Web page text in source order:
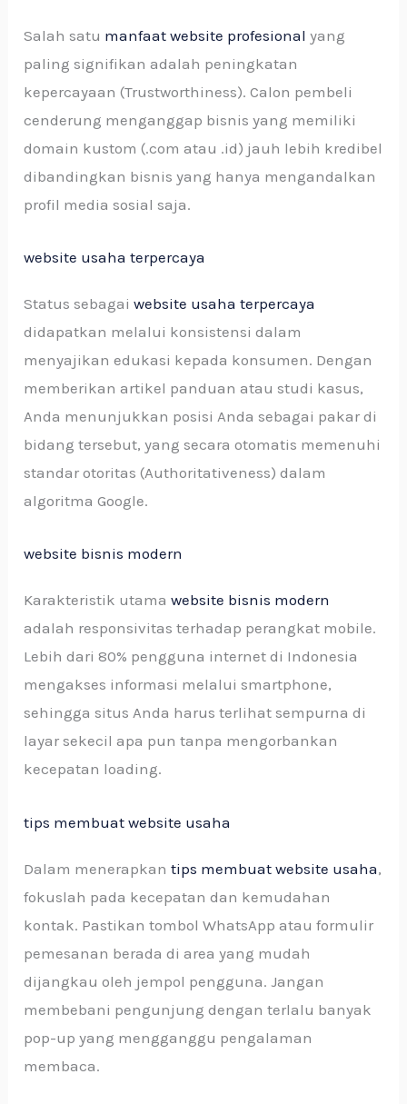
Salah satu manfaat website profesional yang
paling signifikan adalah peningkatan
kepercayaan (Trustworthiness). Calon pembeli
cenderung menganggap bisnis yang memiliki
domain kustom (.com atau .id) jauh lebih kredibel
dibandingkan bisnis yang hanya mengandalkan
profil media sosial saja.
website usaha terpercaya
Status sebagaiwebsite usaha terpercaya
didapatkan melalui konsistensi dalam
menyajikan edukasi kepada konsumen. Dengan
memberikan artikel panduan atau studi kasus,
Anda menunjukkan posisi Anda sebagai pakar di
bidang tersebut, yang secara otomatis memenuhi
standar otoritas (Authoritativeness) dalam
algoritma Google.
website bisnis modern
Karakteristik utamawebsite bisnis modern
adalah responsivitas terhadap perangkat mobile.
Lebih dari 80% pengguna internet di Indonesia
mengakses informasi melalui smartphone,
sehingga situs Anda harus terlihat sempurna di
layar sekecil apa pun tanpa mengorbankan
kecepatan loading.
tips membuat website usaha
Dalam menerapkantips membuat website usaha,
fokuslah pada kecepatan dan kemudahan
kontak. Pastikan tombol WhatsApp atau formulir
pemesanan berada di area yang mudah
dijangkau oleh jempol pengguna. Jangan
membebani pengunjung dengan terlalu banyak
pop-up yang mengganggu pengalaman
membaca.